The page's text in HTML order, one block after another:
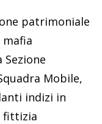
patrimoniale
Mobile,
indizi in
fittizia